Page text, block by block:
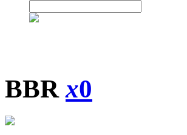
BBRx0